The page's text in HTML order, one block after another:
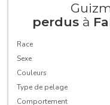
perdus à
Race
Sexe
Couleurs
Type de pelage
Comportement